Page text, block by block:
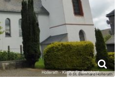
© St. Bernhard Hollerath